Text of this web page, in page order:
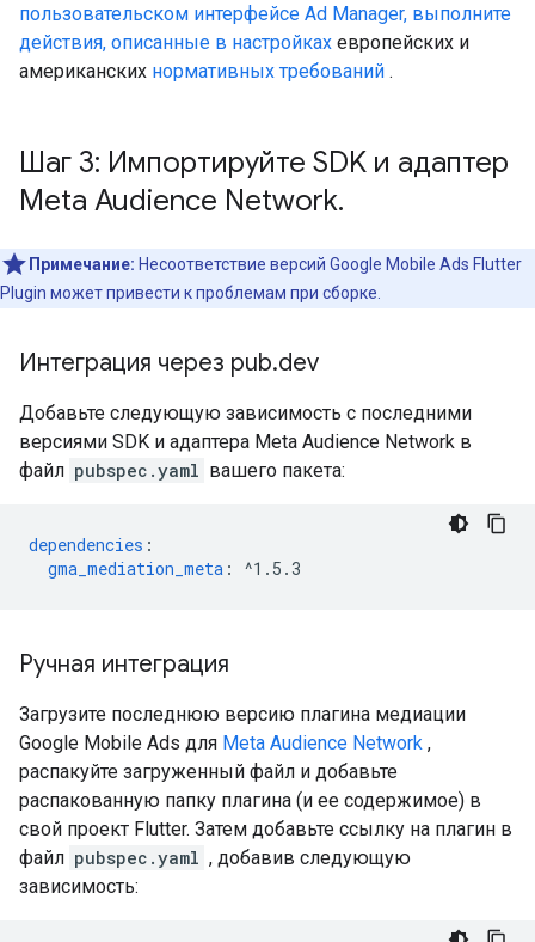
пользовательском интерфейсе Ad Manager, выполните
действия, описанные в настройках европейских и
американских нормативных требований .
Шаг 3: Импортируйте SDK и адаптер
Meta Audience Network.
Примечание: Несоответствие версий Google Mobile Ads Flutter
Plugin может привести к проблемам при сборке.
Интеграция через pub.dev
Добавьте следующую зависимость с последними
версиями SDK и адаптера Meta Audience Network в
файл pubspec.yaml вашего пакета:
dependencies :
gma_mediation_meta : ^1.5.3
Ручная интеграция
Загрузите последнюю версию плагина медиации
Google Mobile Ads для Meta Audience Network ,
распакуйте загруженный файл и добавьте
распакованную папку плагина (и ее содержимое) в
свой проект Flutter. Затем добавьте ссылку на плагин в
файл pubspec.yaml , добавив следующую
зависимость: